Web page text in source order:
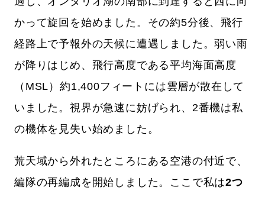
かって旋回を始めました。その約5分後、飛行
経路上で予報外の天候に遭遇しました。弱い雨
が降りはじめ、飛行高度である平均海面高度
（MSL）約1,400フィートには雲層が散在して
いました。視界が急速に妨げられ、2番機は私
の機体を見失い始めました。
荒天域から外れたところにある空港の付近で、
編隊の再編成を開始しました。ここで私は2つ